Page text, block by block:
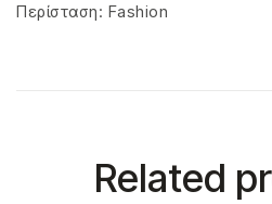
Περίσταση: Fashion
Related